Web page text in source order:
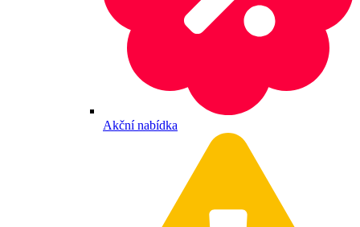
Akční nabídka